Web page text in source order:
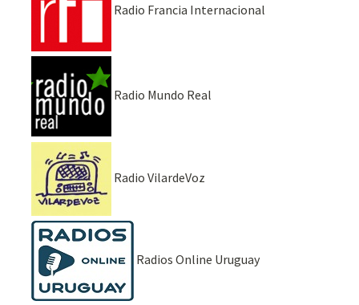
Radio Francia Internacional
Radio Mundo Real
Radio VilardeVoz
Radios Online Uruguay